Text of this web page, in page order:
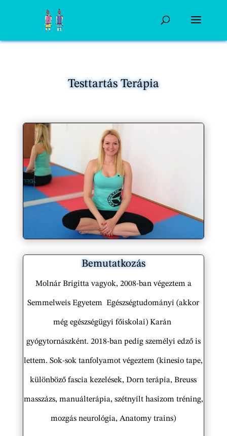
Testtartás Terápia
Bemutatkozás
Molnár Brigitta vagyok, 2008-ban végeztem a
Semmelweis Egyetem Egészségtudományi (akkor
még egészségügyi főiskolai) Karán
gyógytornászként. 2018-ban pedig személyi edző is
lettem. Sok-sok tanfolyamot végeztem (kinesio tape,
különböző fascia kezelések, Dorn terápia, Breuss
masszázs, manuálterápia, szétnyílt hasizom tréning,
mozgás neurológia, Anatomy trains)